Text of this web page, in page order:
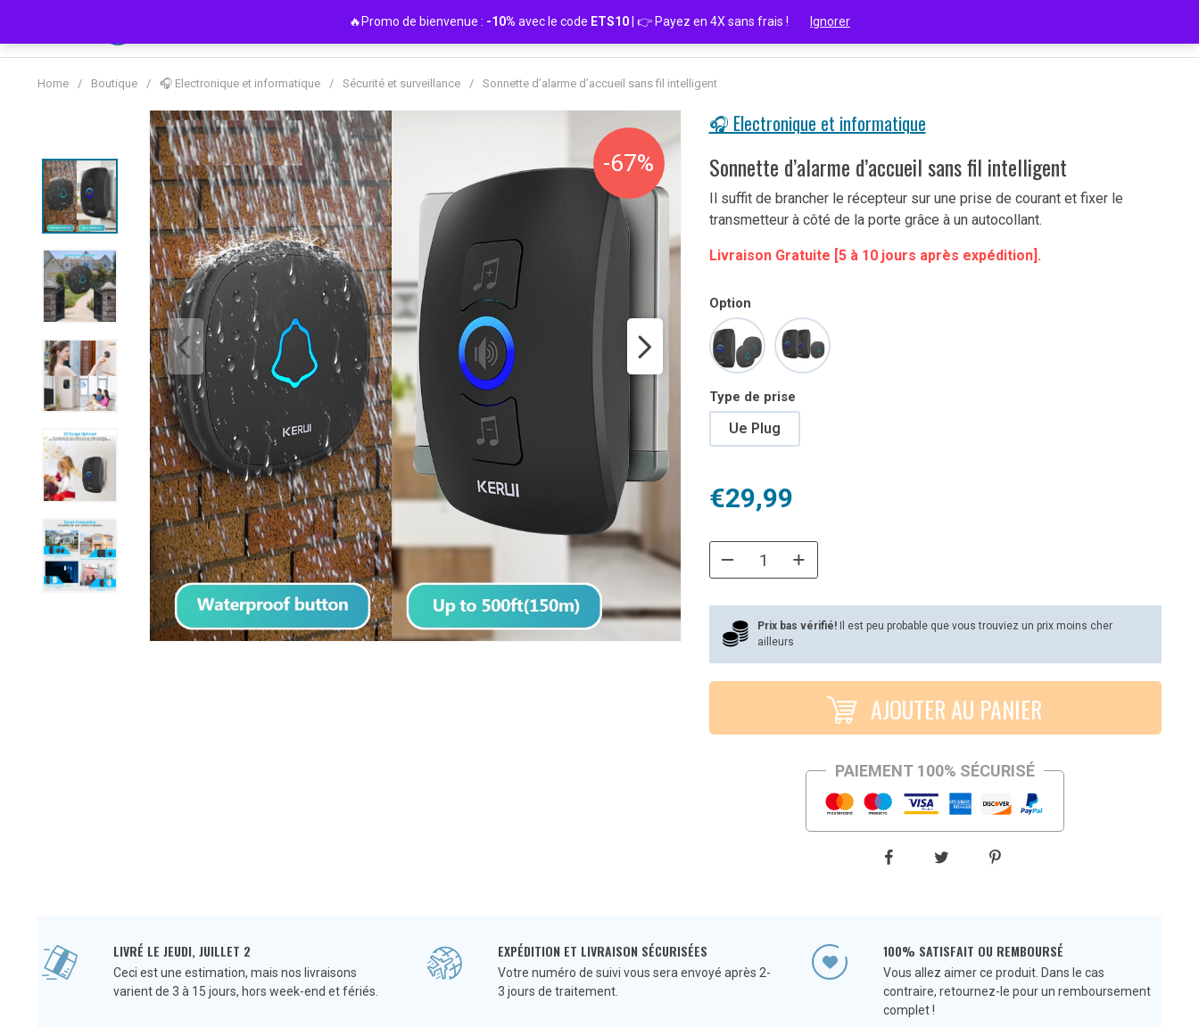
contenu
Home / Boutique / 🎧 Electronique et informatique / Sécurité et surveillance / Sonnette d’alarme d’accueil sans fil intelligent
-67%
🎧 Electronique et informatique
Sonnette d’alarme d’accueil sans fil intelligent
Il suffit de brancher le récepteur sur une prise de courant et fixer le
transmetteur à côté de la porte grâce à un autocollant.
Livraison Gratuite [5 à 10 jours après expédition].
Option
Type de prise
Ue Plug
€29,99
Prix bas vérifié!
Il est peu probable que vous trouviez un prix moins cher
ailleurs
AJOUTER AU PANIER
PAIEMENT 100% SÉCURISÉ
LIVRÉ LE JEUDI, JUILLET 2
Ceci est une estimation, mais nos livraisons
varient de 3 à 15 jours, hors week-end et fériés.
EXPÉDITION ET LIVRAISON SÉCURISÉES
Votre numéro de suivi vous sera envoyé après 2-
3 jours de traitement.
100% SATISFAIT OU REMBOURSÉ
Vous allez aimer ce produit. Dans le cas
contraire, retournez-le pour un remboursement
complet !
🔥Promo de bienvenue : -10% avec le code ETS10 | 👉 Payez en 4X sans frais ! Ignorer